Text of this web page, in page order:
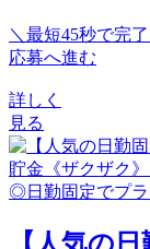
＼最短45秒で完
応募へ進む
詳しく
見る